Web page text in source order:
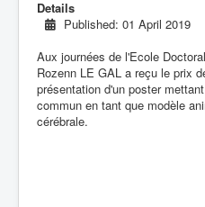
Details
Published: 01 April 2019
Aux journées de l'Ecole
Rozenn LE GAL a reçu le prix
présentation d'un poster
commun en tant que modèle
cérébrale.